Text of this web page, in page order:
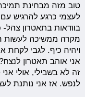
טוב מזה מבחינת
לעצמי כרגע להרגיש עם
בוודאות בתאטרון צהל-
מקרה ממשיכה לעשות
ויהיה כיף. לגבי
אני אוהב תאטרון
זה לא בשבילי, אולי
לנפש. אז אני נותנת